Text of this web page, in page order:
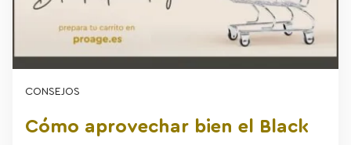
CONSEJOS
Cómo aprovechar bien el Black